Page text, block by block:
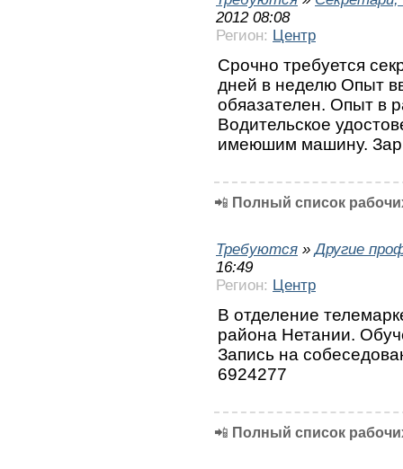
2012 08:08
Регион: Центр
Срочно требуется
дней в неделю Опыт
обяазателен. Опыт в
Водительское
имеюшим машину.
📲 Полный список
Требуются »Другие
16:49
Регион: Центр
В отделение
района Нетании.
Запись на
6924277
📲 Полный список